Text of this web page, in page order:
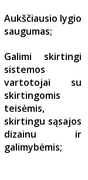
Aukščiausio lygio
saugumas;
Galimi skirtingi
sistemos
vartotojai su
skirtingomis
teisėmis,
skirtingu sąsajos
dizainu ir
galimybėmis;